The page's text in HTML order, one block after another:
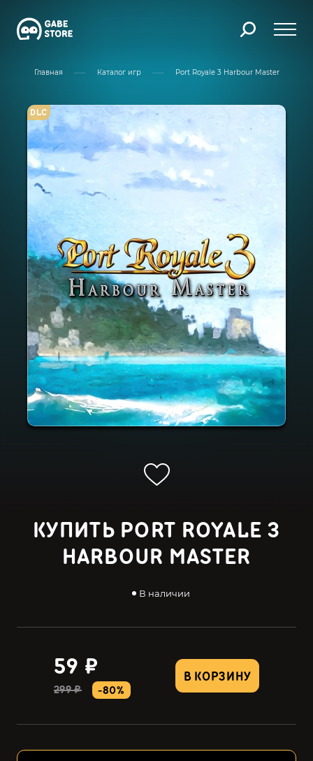
Главная Каталог игр Port Royale 3 Harbour Master
DLC
КУПИТЬ PORT ROYALE 3
HARBOUR MASTER
В наличии
В КОРЗИНУ
59 ₽
299 ₽ -80%